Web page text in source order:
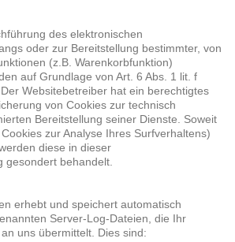
des elektronischen
oder zur Bereitstellung bestimmter, von
(z.B. Warenkorbfunktion)
auf Grundlage von Art. 6 Abs. 1 lit. f
Websitebetreiber hat ein berechtigtes
von Cookies zur technisch
Bereitstellung seiner Dienste. Soweit
zur Analyse Ihres Surfverhaltens)
diese in dieser
gesondert behandelt.
erhebt und speichert automatisch
Server-Log-Dateien, die Ihr
uns übermittelt. Dies sind: